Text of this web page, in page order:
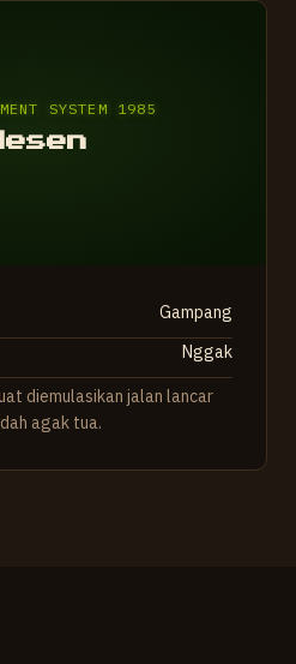
SYSTEM 1985
Gampang
Nggak
diemulasikan jalan lancar
agak tua.